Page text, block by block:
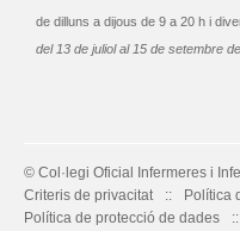
de dilluns a dijous de 9 a 20 h i
del 13 de juliol al 15 de setembre
© Col·legi Oficial Infermeres i
Criteris de privacitat
Política
Política de protecció de dades